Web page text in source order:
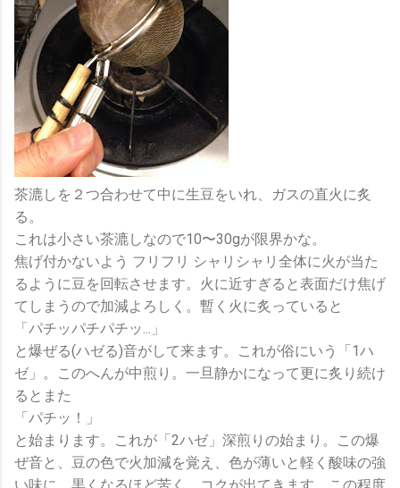
茶漉しを２つ合わせて中に生豆をいれ、ガスの直火に炙
る。
これは小さい茶漉しなので10〜30gが限界かな。
焦げ付かないよう フリフリ シャリシャリ全体に火が当た
るように豆を回転させます。火に近すぎると表面だけ焦げ
てしまうので加減よろしく。暫く火に炙っていると
「パチッパチパチッ...」
と爆ぜる(ハゼる)音がして来ます。これが俗にいう「1ハ
ゼ」。このへんが中煎り。一旦静かになって更に炙り続け
るとまた
「パチッ！」
と始まります。これが「2ハゼ」深煎りの始まり。この爆
ぜ音と、豆の色で火加減を覚え、色が薄いと軽く酸味の強